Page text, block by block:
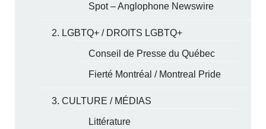
Spot – Anglophone Newswire
2. LGBTQ+ / DROITS LGBTQ+
Conseil de Presse du Québec
Fierté Montréal / Montreal Pride
3. CULTURE / MÉDIAS
Littérature